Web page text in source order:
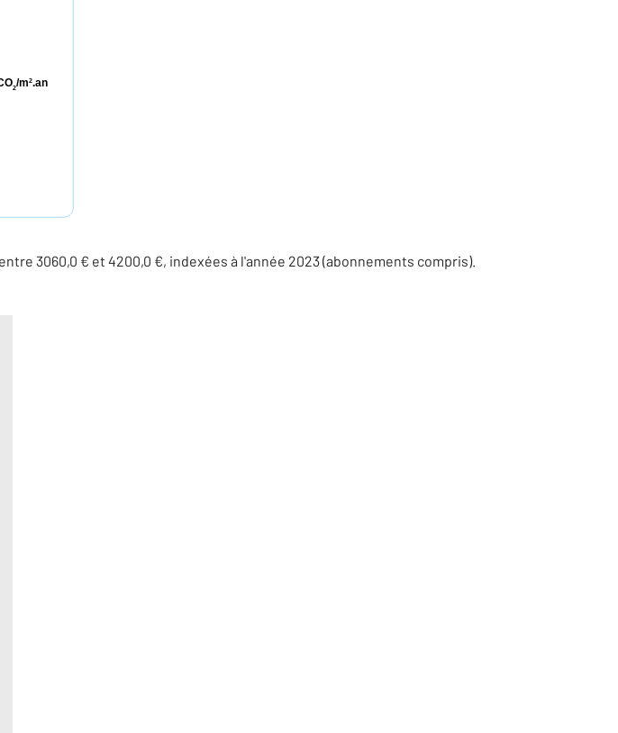
2/m2.an
3060,0 € et 4200,0 €, indexées à l'année 2023 (abonnements compris).